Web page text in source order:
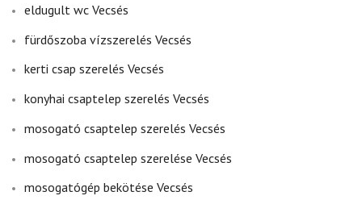
eldugult wc Vecsés
fürdőszoba vízszerelés Vecsés
kerti csap szerelés Vecsés
konyhai csaptelep szerelés Vecsés
mosogató csaptelep szerelés Vecsés
mosogató csaptelep szerelése Vecsés
mosogatógép bekötése Vecsés